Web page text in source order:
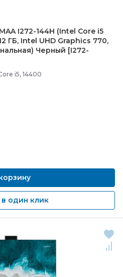
I272-144H (Intel Core i5
ГБ, Intel UHD Graphics 770,
Черный [I272-
i5, 14400
в один клик